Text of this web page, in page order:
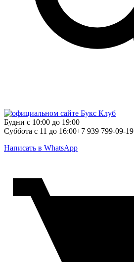
Будни с 10:00 до 19:00
Суббота с 11 до 16:00+7 939 799-09-19
Написать в WhatsApp